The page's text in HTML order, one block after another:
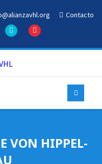
Contacto
VON HIPPEL-